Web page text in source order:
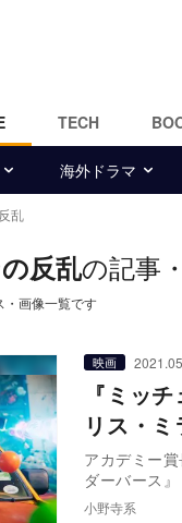
TECH
海外ドラマ
乱
反乱の記事
・画像一覧です
映画
『ミッ
リス・
アカデミー
ダーバース
小野寺系